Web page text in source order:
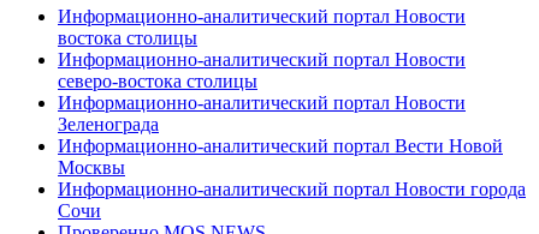
Информационно-аналитический портал Новости
востока столицы
Информационно-аналитический портал Новости
северо-востока столицы
Информационно-аналитический портал Новости
Зеленограда
Информационно-аналитический портал Вести Новой
Москвы
Информационно-аналитический портал Новости города
Сочи